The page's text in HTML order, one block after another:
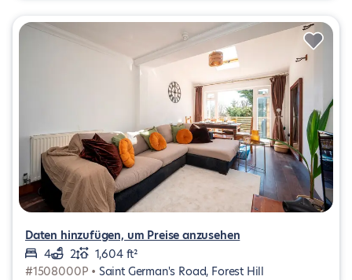
Daten hinzufügen, um Preise anzusehen
4
2
1,604 ft²
#1508000P • Saint German's Road, Forest Hill